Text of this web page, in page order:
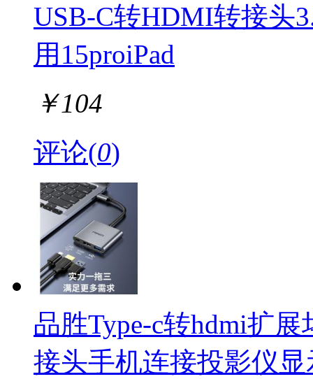
USB-C转HDMI转接头
用15proiPad
￥104
评论(0)
品胜Type-c转hdmi扩
接头手机连接投影仪